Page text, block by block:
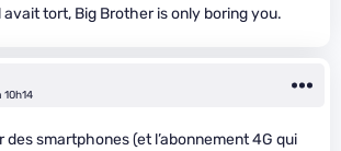
avait tort, Big Brother is only boring you.
10h14
smartphones (et l’abonnement 4G qui